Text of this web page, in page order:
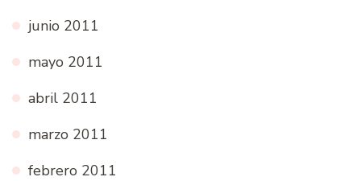
junio 2011
mayo 2011
abril 2011
marzo 2011
febrero 2011